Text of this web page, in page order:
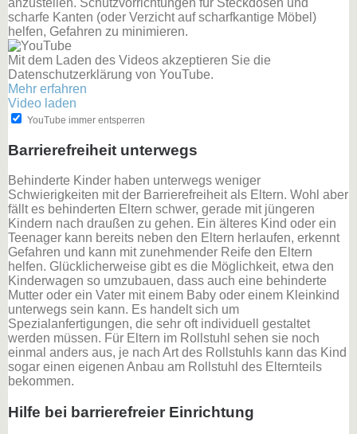
scharfe Kanten (oder Verzicht auf scharfkantige Möbel)
helfen, Gefahren zu minimieren.
Mit dem Laden des Videos akzeptieren Sie die
Datenschutzerklärung von YouTube.
Mehr erfahren
Video laden
YouTube immer entsperren
Barrierefreiheit unterwegs
Behinderte Kinder haben unterwegs weniger
Schwierigkeiten mit der Barrierefreiheit als Eltern. Wohl aber
fällt es behinderten Eltern schwer, gerade mit jüngeren
Kindern nach draußen zu gehen. Ein älteres Kind oder ein
Teenager kann bereits neben den Eltern herlaufen, erkennt
Gefahren und kann mit zunehmender Reife den Eltern
helfen. Glücklicherweise gibt es die Möglichkeit, etwa den
Kinderwagen so umzubauen, dass auch eine behinderte
Mutter oder ein Vater mit einem Baby oder einem Kleinkind
unterwegs sein kann. Es handelt sich um
Spezialanfertigungen, die sehr oft individuell gestaltet
werden müssen. Für Eltern im Rollstuhl sehen sie noch
einmal anders aus, je nach Art des Rollstuhls kann das Kind
sogar einen eigenen Anbau am Rollstuhl des Elternteils
bekommen.
Hilfe bei barrierefreier Einrichtung